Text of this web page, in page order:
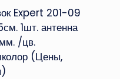
Expert 201-09
1шт. антенна
/цв.
(Цены,